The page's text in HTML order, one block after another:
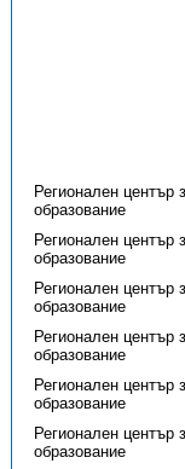
Регионален център
образование
Регионален център
образование
Регионален център
образование
Регионален център
образование
Регионален център
образование
Регионален център
образование